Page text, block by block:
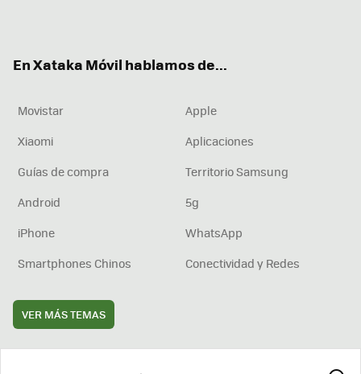
En Xataka Móvil hablamos de...
Movistar
Apple
Xiaomi
Aplicaciones
Guías de compra
Territorio Samsung
Android
5g
iPhone
WhatsApp
Smartphones Chinos
Conectividad y Redes
VER MÁS TEMAS